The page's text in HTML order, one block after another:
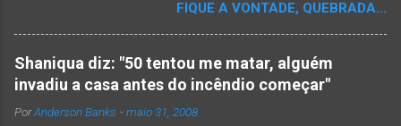
que há muito tempo vinha maturando: uma
espécie de "ensaio-tributo" ao disco mais
importante do rap brasileiro, que completará 17
anos agora em 2008. Falo de "Holocausto
Urbano", do grupo paulistano Racionais MC's.
Como de costume, uma pequena digressão. É
FIQUE A VONTADE, QUEBRADA...
Shaniqua diz: "50 tentou me matar, alguém
invadiu a casa antes do incêndio começar"
PorAnderson Banks -maio 31, 2008